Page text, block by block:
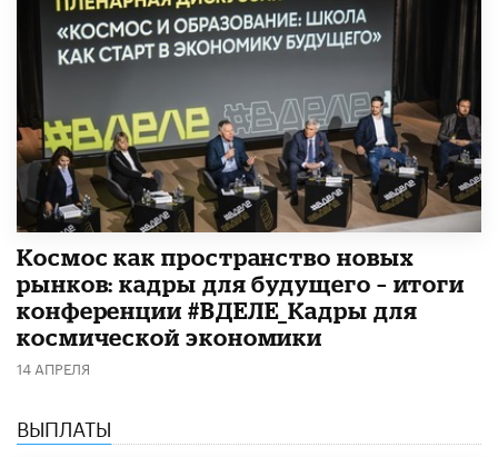
Космос как пространство новых
рынков: кадры для будущего – итоги
конференции #ВДЕЛЕ_Кадры для
космической экономики
14 АПРЕЛЯ
ВЫПЛАТЫ